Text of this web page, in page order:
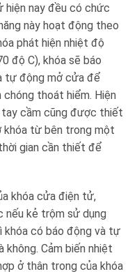
hiện nay đều có chức
này hoạt động theo
phát hiện nhiệt độ
độ C), khóa sẽ báo
tự động mở cửa để
thoát hiểm. Hiện
cầm cũng được thiết
khóa từ bên trong một
gian cần thiết để
khóa cửa điện tử,
nếu kẻ trộm sử dụng
có báo động và tự
không. Cảm biến nhiệt
ở thân trong của khóa